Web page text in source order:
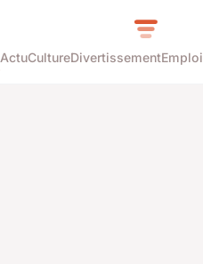
ActuCultureDivertissementEmploi